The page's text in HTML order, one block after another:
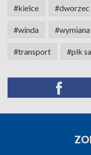
#kielce #dworzec
#winda
#transport #plk sa